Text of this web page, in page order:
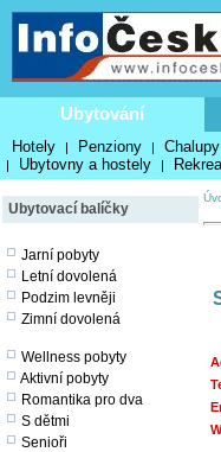
Ubytování
Hotely | Penziony | Chalupy
| Ubytovny a hostely |
Ubytovací balíčky
Jarní pobyty
Letní dovolená
Podzim levněji
Zimní dovolená
Wellness pobyty
Aktivní pobyty
Romantika pro dva
S dětmi
Senioři